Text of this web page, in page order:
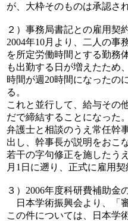
が、大枠そのものは承認され
２）事務局書記との雇用契
2004年10月より、二人の事
を所定労働時間とする勤務
も出勤する日が増えたため
時間が週20時間になったの
る。
これと並行して、給与その
だで締結することになった
弁護士と相談のうえ常任幹
出し、幹事長が説明をおこ
若干の字句修正を施したう
月1日に遡り、正式に雇用
３）2006年度科研費補助金
日本学術振興会より、「
この件については、日本学